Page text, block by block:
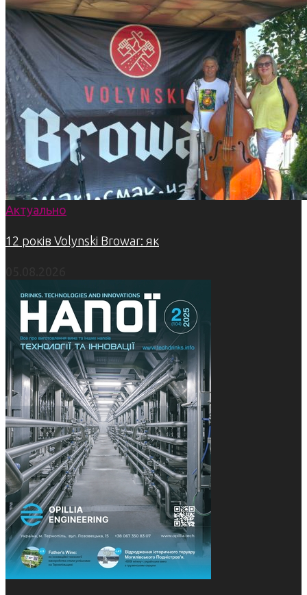
Актуально
12 років Volynski Browar: як